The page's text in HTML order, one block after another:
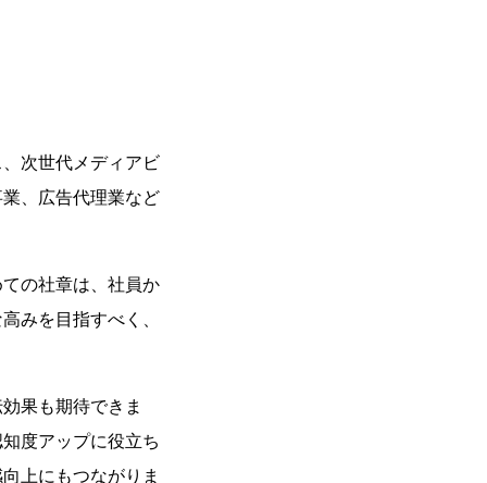
次世代メディアビ
、広告代理業など
の社章は、社員か
みを目指すべく、
果も期待できま
度アップに役立ち
上にもつながりま